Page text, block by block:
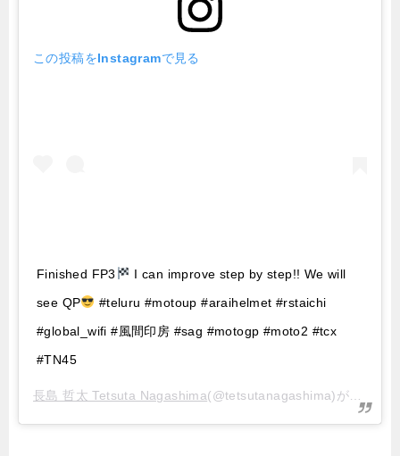
この投稿をInstagramで見る
Finished FP3
I can improve step by step!! We will
see QP
#teluru #motoup #araihelmet #rstaichi
#global_wifi #風間印房 #sag #motogp #moto2 #tcx
#TN45
長島 哲太 Tetsuta Nagashima(@tetsutanagashima)がシェアした投稿 –